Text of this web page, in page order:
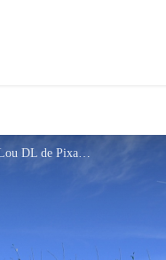
camping-car - JackieLou DL de Pixabay